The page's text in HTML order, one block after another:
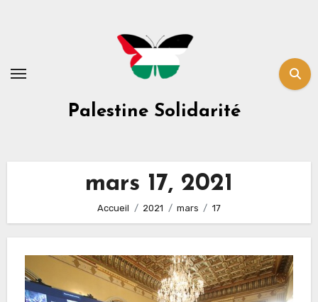
Palestine Solidarité
mars 17, 2021
Accueil 2021 mars 17